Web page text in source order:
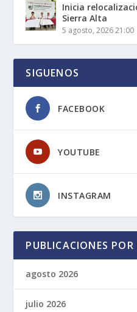
Inicia
Sierra Alta
5 agosto, 2026 21:00
SIGUENOS
FACEBOOK
YOUTUBE
INSTAGRAM
PUBLICACIONES POR
agosto 2026
julio 2026